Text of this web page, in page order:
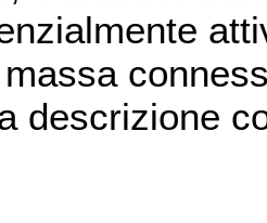
descrizione